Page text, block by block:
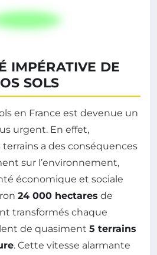
IMPÉRATIVE DE
SOLS
en France est devenue un
urgent. En effet,
terrains a des conséquences
sur l’environnement,
économique et sociale
24 000 hectares de
transformés chaque
de quasiment 5 terrains
. Cette vitesse alarmante